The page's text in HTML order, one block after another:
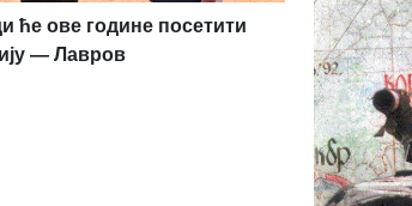
ће ове године посетити
— Лавров